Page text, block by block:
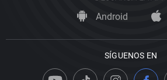
Android
SÍGUENOS EN